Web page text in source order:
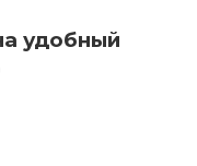
удобный